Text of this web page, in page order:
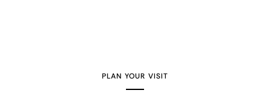
PLAN YOUR VISIT